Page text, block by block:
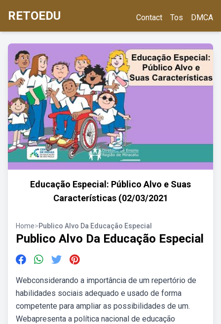
RETOEDU Contact Tos DMCA
Educação Especial: Público Alvo e Suas
Características (02/03/2021
Home>Publico Alvo Da Educação Especial
Publico Alvo Da Educação Especial
Webconsiderando a importância de um repertório de
habilidades sociais adequado e usado de forma
competente para ampliar as possibilidades de um.
Webapresenta a política nacional de educação